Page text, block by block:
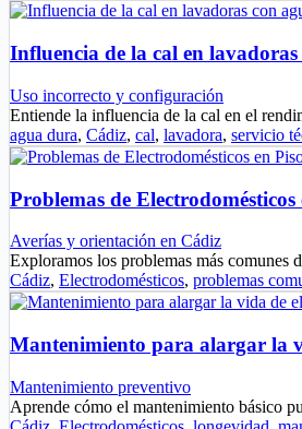
Influencia de la cal en
Uso incorrecto y configuración
Entiende la influencia de la cal en el
agua dura, Cádiz, cal, lavadora, servicio
Problemas de
Averías y orientación en Cádiz
Exploramos los problemas más comunes
Cádiz, Electrodomésticos, problemas
Mantenimiento para alargar la
Mantenimiento preventivo
Aprende cómo el mantenimiento básico